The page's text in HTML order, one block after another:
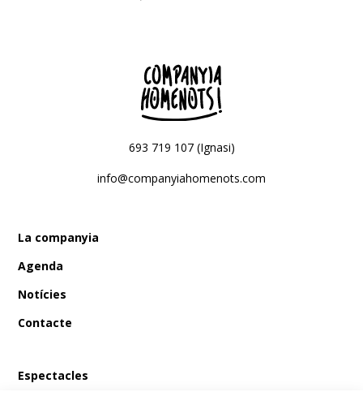
693 719 107 (Ignasi)
info@companyiahomenots.com
La companyia
Agenda
Notícies
Contacte
Espectacles